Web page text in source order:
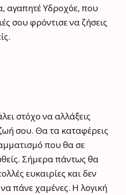
αγαπητέ Υδροχόε, που
σου φρόντισε να ζήσεις
στόχο να αλλάξεις
σου. Θα τα καταφέρεις
που θα σε
Σήμερα πάντως θα
ευκαιρίες και δεν
πάνε χαμένες. Η λογική